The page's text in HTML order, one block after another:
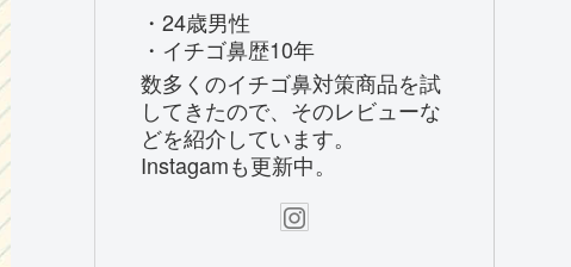
・24歳男性
・イチゴ鼻歴10年
数多くのイチゴ鼻対策商品を試
してきたので、そのレビューな
どを紹介しています。
Instagamも更新中。